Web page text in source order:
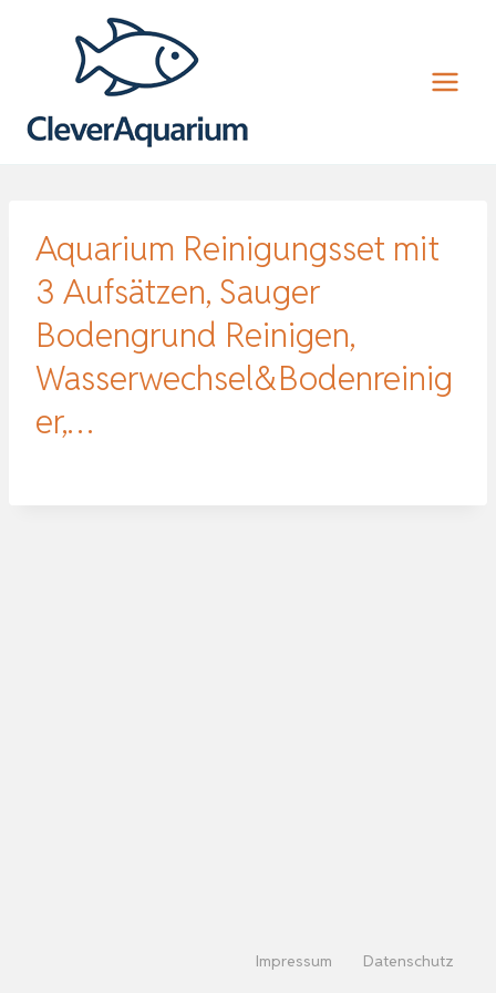
Aquarium Reinigungsset mit
3 Aufsätzen, Sauger
Bodengrund Reinigen,
Wasserwechsel&Bodenreinig
er,…
Impressum Datenschutz